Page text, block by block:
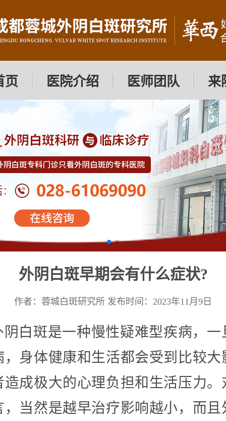
页 医院介绍 医师团队 来
外阴白斑早期会有什么症状?
作者：蓉城白斑研究所 发布时间：2023年11月9日
阴白斑是一种慢性疑难型疾病，一
，身体健康和生活都会受到比较大
造成极大的心理负担和生活压力。
，当然是越早治疗影响越小，而且